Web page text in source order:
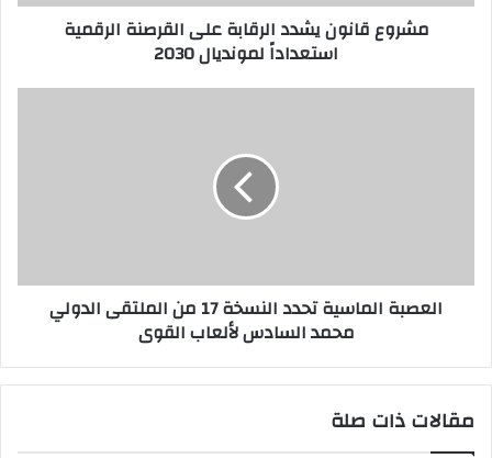
مشروع قانون يشدد الرقابة على القرصنة الرقمية
استعداداً لمونديال 2030
العصبة الماسية تحدد النسخة 17 من الملتقى الدولي
محمد السادس لألعاب القوى
مقالات ذات صلة